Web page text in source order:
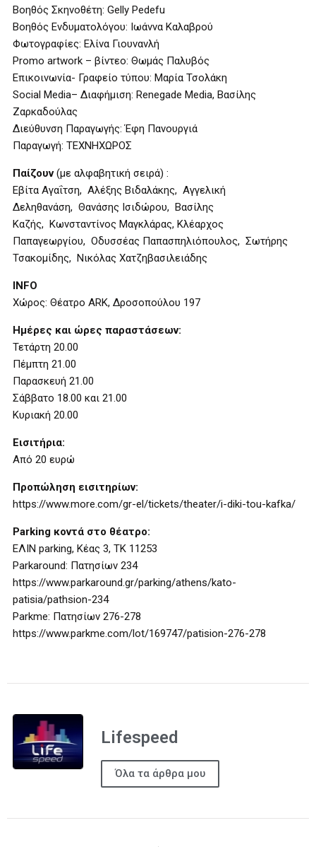
Βοηθός Σκηνοθέτη: Gelly Pedefu
Βοηθός Ενδυματολόγου: Ιωάννα Καλαβρού
Φωτογραφίες: Ελίνα Γιουνανλή
Promo artwork – βίντεο: Θωμάς Παλυβός
Επικοινωνία- Γραφείο τύπου: Μαρία Τσολάκη
Social Media– Διαφήμιση: Renegade Media, Βασίλης
Ζαρκαδούλας
Διεύθυνση Παραγωγής: Έφη Πανουργιά
Παραγωγή: ΤΕΧΝΗΧΩΡΟΣ
Παίζουν(με αλφαβητική σειρά) :
Εβίτα Αγαΐτση, Αλέξης Βιδαλάκης, Αγγελική
Δεληθανάση, Θανάσης Ισιδώρου, Βασίλης
Καζής, Κωνσταντίνος Μαγκλάρας, Κλέαρχος
Παπαγεωργίου, Οδυσσέας Παπασπηλιόπουλος, Σωτήρης
Τσακομίδης, Νικόλας Χατζηβασιλειάδης
INFO
Χώρος: Θέατρο ARK, Δροσοπούλου 197
Ημέρες και ώρες παραστάσεων:
Τετάρτη 20.00
Πέμπτη 21.00
Παρασκευή 21.00
Σάββατο 18.00 και 21.00
Κυριακή 20.00
Εισιτήρια:
Από 20 ευρώ
Προπώληση εισιτηρίων:
https://www.more.com/gr-el/tickets/theater/i-diki-tou-kafka/
Parking κοντά στο θέατρο:
ΕΛΙΝ parking, Κέας 3, ΤΚ 11253
Parkaround: Πατησίων 234
https://www.parkaround.gr/parking/athens/kato-
patisia/pathsion-234
Parkme: Πατησίων 276-278
https://www.parkme.com/lot/169747/patision-276-278
Lifespeed
Όλα τα άρθρα μου